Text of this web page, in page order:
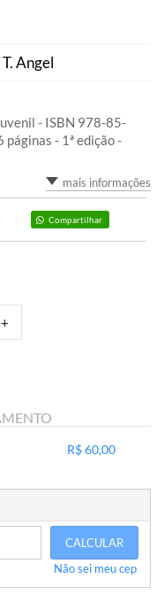
Angel
- ISBN 978-85-
- 1ª edição -
mais informações
Compartilhar
+
R$ 60,00
...
CALCULAR
Não sei meu cep